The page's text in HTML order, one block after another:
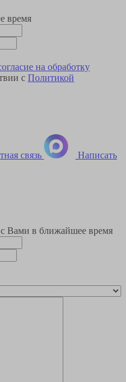
время
на обработку
с Политикой
связь Написать
Вами в ближайшее время